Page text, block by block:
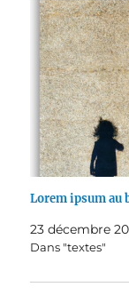
Lorem ipsum au
23 décembre
Dans "textes"